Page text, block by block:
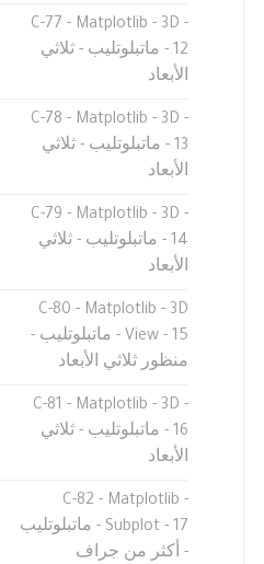
C-77 - Matplotlib - 3D -
12 - ماتبلوتليب - ثلاثي
الأبعاد
C-78 - Matplotlib - 3D -
13 - ماتبلوتليب - ثلاثي
الأبعاد
C-79 - Matplotlib - 3D -
14 - ماتبلوتليب - ثلاثي
الأبعاد
C-80 - Matplotlib - 3D
View - 15 - ماتبلوتليب -
منظور ثلاثي الأبعاد
C-81 - Matplotlib - 3D -
16 - ماتبلوتليب - ثلاثي
الأبعاد
C-82 - Matplotlib -
Subplot - 17 - ماتبلوتليب
- أكثر من جراف